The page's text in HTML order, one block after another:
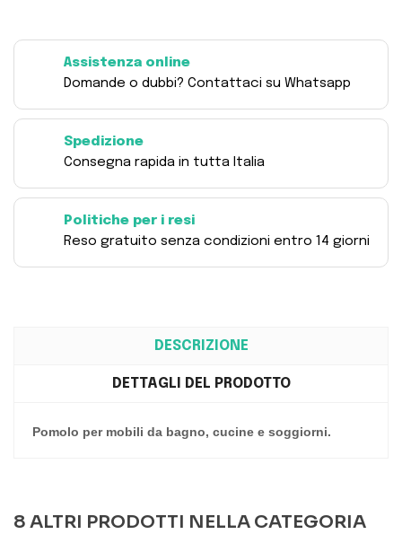
Assistenza online
Domande o dubbi? Contattaci su Whatsapp
Spedizione
Consegna rapida in tutta Italia
Politiche per i resi
Reso gratuito senza condizioni entro 14 giorni
DESCRIZIONE
DETTAGLI DEL PRODOTTO
Pomolo per mobili da bagno, cucine e soggiorni.
8 ALTRI PRODOTTI NELLA CATEGORIA